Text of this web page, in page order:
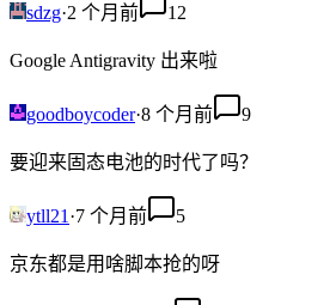
sdzg·2 个月前 12
Google Antigravity 出来啦
goodboycoder·8 个月前 9
要迎来固态电池的时代了吗？
ytll21 ·7 个月前 5
京东都是用啥脚本抢的呀